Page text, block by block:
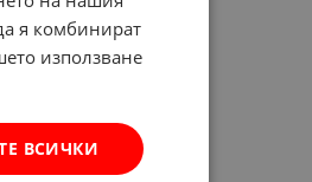
я комбинират
използване
ВСИЧКИ